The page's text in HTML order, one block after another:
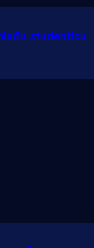
studenticu